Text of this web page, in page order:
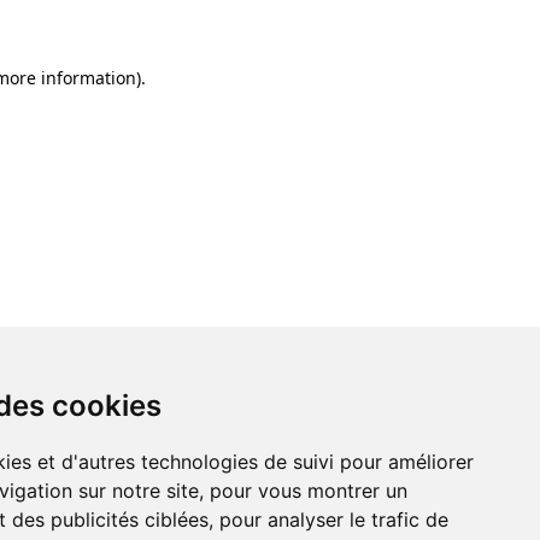
cookies
et d'autres technologies de suivi pour améliorer
sur notre site, pour vous montrer un
des publicités ciblées, pour analyser le trafic de
information).